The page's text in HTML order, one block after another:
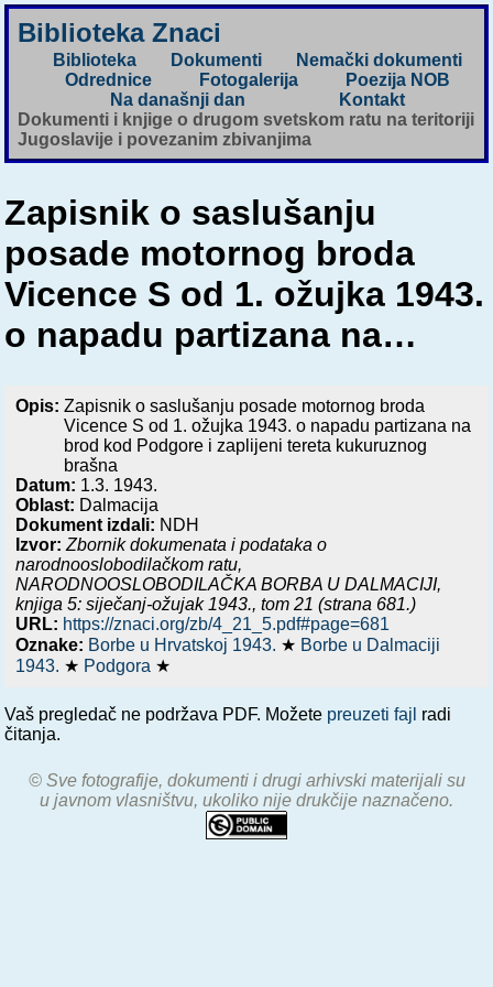
Biblioteka Znaci
Biblioteka Dokumenti
Nemački dokumenti
Odrednice
Fotogalerija
Poezija NOB
Na današnji dan
Kontakt
Dokumenti i knjige o drugom svetskom ratu na teritoriji
Jugoslavije i povezanim zbivanjima
Zapisnik o saslušanju
posade motornog broda
Vicence S od 1. ožujka 1943.
o napadu partizana na…
Opis:Zapisnik o saslušanju posade motornog broda
Vicence S od 1. ožujka 1943. o napadu partizana na
brod kod Podgore i zaplijeni tereta kukuruznog
brašna
Datum: 1.3. 1943.
Oblast: Dalmacija
Dokument izdali: NDH
Izvor: Zbornik dokumenata i podataka o
narodnooslobodilačkom ratu,
NARODNOOSLOBODILAČKA BORBA U DALMACIJI,
knjiga 5: siječanj-ožujak 1943., tom 21 (strana 681.)
URL: https://znaci.org/zb/4_21_5.pdf#page=681
Oznake: Borbe u Hrvatskoj 1943. ★ Borbe u Dalmaciji
1943. ★ Podgora ★
Vaš pregledač ne podržava PDF. Možete preuzeti fajl radi
čitanja.
© Sve fotografije, dokumenti i drugi arhivski materijali su
u javnom vlasništvu, ukoliko nije drukčije naznačeno.